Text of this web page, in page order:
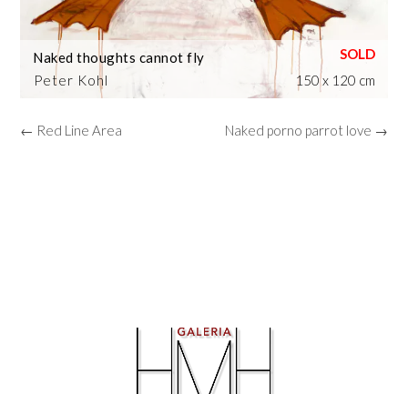
Peter Kohl
Naked thoughts cannot fly
150 x 120 cm
← Red Line Area Naked porno parrot love →